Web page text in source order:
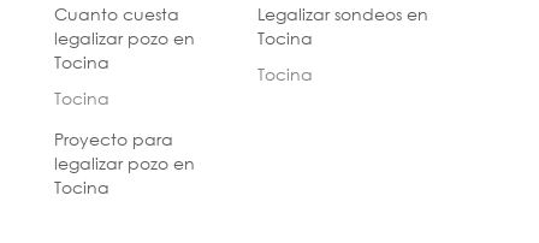
Cuanto cuesta
legalizar pozo en
Tocina
Tocina
Legalizar sondeos en
Tocina
Tocina
Proyecto para
legalizar pozo en
Tocina